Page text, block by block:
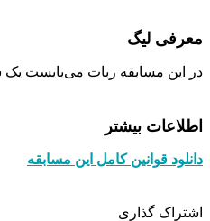
معرفی لیگ
در این مسابقه ربات می‌بایست یک سیم حامل جریان در حدود ۳ تا ۴ آمپر را تشخیص داده و در مسیر سیم حرکت
اطلاعات بیشتر
دانلود قوانین کامل این مسابقه
اشتراک گذاری